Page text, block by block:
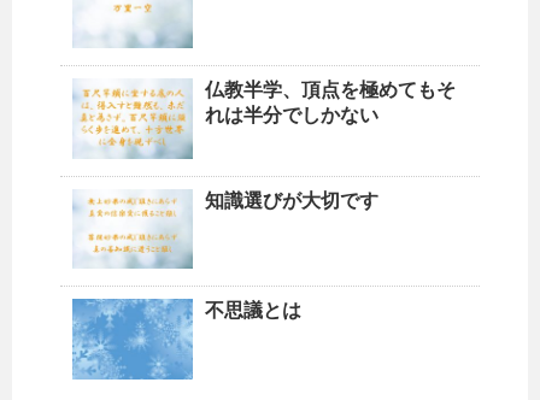
仏教半学、頂点を極めてもそ
れは半分でしかない
知識選びが大切です
不思議とは